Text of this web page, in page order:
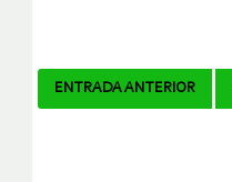
Navegador
ENTRADA ANTERIOR